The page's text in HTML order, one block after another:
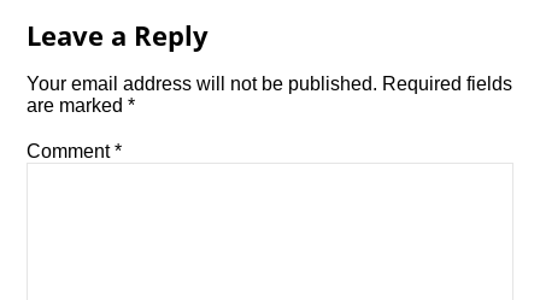
Leave a Reply
Your email address will not be published. Required fields
are marked*
Comment*